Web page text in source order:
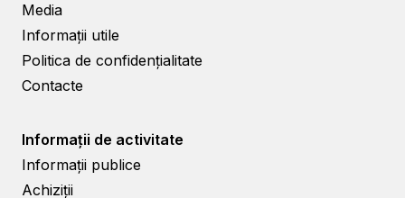
Media
Informații utile
Politica de confidențialitate
Contacte
Informații de activitate
Informații publice
Achiziții